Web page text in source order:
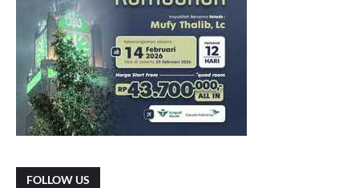
FOLLOW US